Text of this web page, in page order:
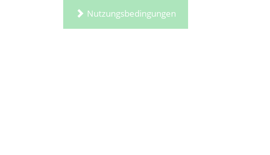
Nutzungsbedingungen